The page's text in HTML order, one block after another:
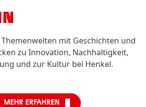
mit Geschichten und
zu Innovation, Nachhaltigkeit,
und zur Kultur bei Henkel.
MEHR ERFAHREN